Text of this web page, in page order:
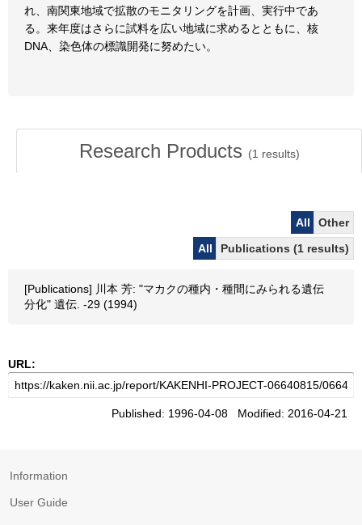
れ、南関東地域で拡散のモニタリングを計画、実行中であ
る。来年度はさらに試料を広い地域に求めるとともに、核
DNA、染色体の標識開発に努めたい。
Research Products (1 results)
All
Other
All
Publications (1 results)
[Publications] 川本 芳: "マカクの種内・種間にみられる遺伝
分化" 遺伝. -29 (1994)
URL:
Published: 1996-04-08 Modified: 2016-04-21
Information
User Guide